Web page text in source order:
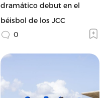
dramático debut en el
béisbol de los JCC
0